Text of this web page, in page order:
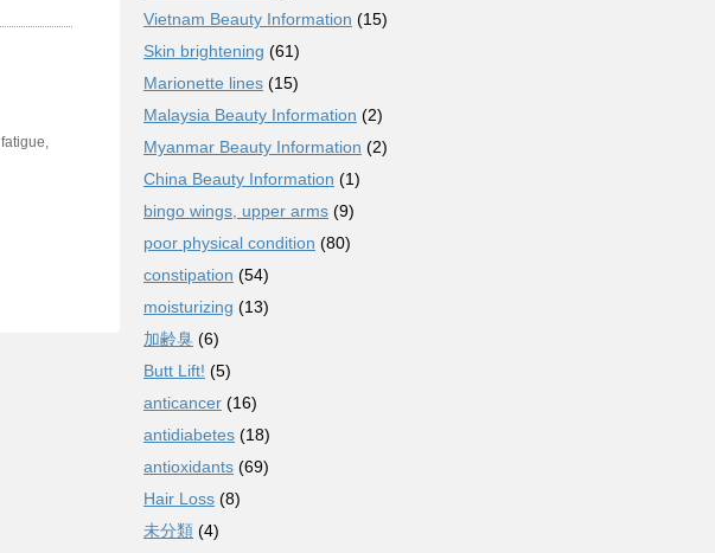
fatigue,
Vietnam Beauty Information (15)
Skin brightening (61)
Marionette lines (15)
Malaysia Beauty Information (2)
Myanmar Beauty Information (2)
China Beauty Information (1)
bingo wings, upper arms (9)
poor physical condition (80)
constipation (54)
moisturizing (13)
加齢臭 (6)
Butt Lift! (5)
anticancer (16)
antidiabetes (18)
antioxidants (69)
Hair Loss (8)
未分類 (4)